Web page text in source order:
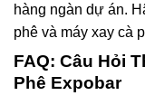
hàng ngàn dự án.
phê và máy xay cà
FAQ: Câu Hỏi
Phê Expobar